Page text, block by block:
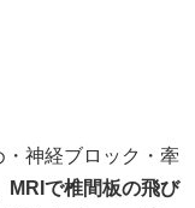
神経ブロック・牽
MRIで椎間板の飛び